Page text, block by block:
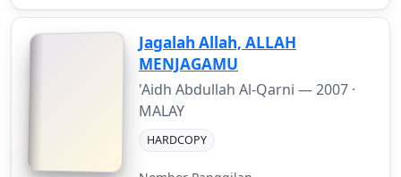
Jagalah Allah, ALLAH
MENJAGAMU
'Aidh Abdullah Al-Qarni —2007 ·
MALAY
HARDCOPY